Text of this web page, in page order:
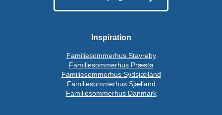
Inspiration
Familiesommerhus Stavreby
Familiesommerhus Præstø
Familiesommerhus Sydsjælland
Familiesommerhus Sjælland
Familiesommerhus Danmark